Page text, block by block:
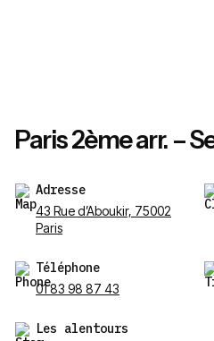
Paris 2ème arr. –
Adresse
43 Rue d’Aboukir, 75002
Paris
Téléphone
01 83 98 87 43
Les alentours